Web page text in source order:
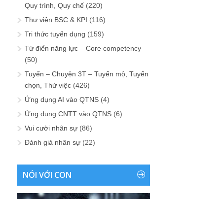
Quy trình, Quy chế (220)
Thư viện BSC & KPI (116)
Tri thức tuyển dụng (159)
Từ điển năng lực – Core competency
(50)
Tuyển – Chuyện 3T – Tuyển mộ, Tuyển
chọn, Thử việc (426)
Ứng dụng AI vào QTNS (4)
Ứng dụng CNTT vào QTNS (6)
Vui cười nhân sự (86)
Đánh giá nhân sự (22)
NÓI VỚI CON